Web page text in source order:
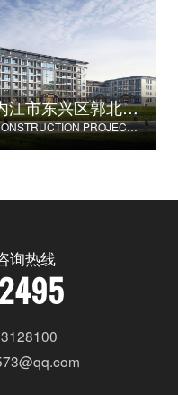
内江市东兴区郭北养老服务中心建设项目
CONSTRUCTION PROJECT OF GUOBEI ELDERLY SERVICE CENTER IN DONGXING DISTRICT, NEIJIANG CITY
询热线